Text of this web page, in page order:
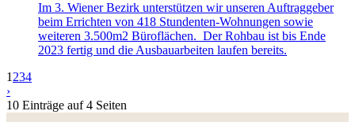
Im 3. Wiener Bezirk unterstützen wir unseren Auftraggeber
beim Errichten von 418 Stundenten-Wohnungen sowie
weiteren 3.500m2 Büroflächen. Der Rohbau ist bis Ende
2023 fertig und die Ausbauarbeiten laufen bereits.
1 234
›
10 Einträge auf 4 Seiten